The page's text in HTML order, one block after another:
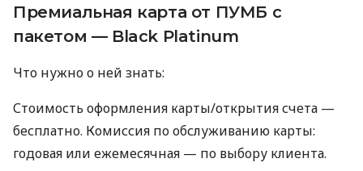
Премиальная карта от ПУМБ с
пакетом — Black Platinum
Что нужно о ней знать:
Стоимость оформления карты/открытия счета —
бесплатно. Комиссия по обслуживанию карты:
годовая или ежемесячная — по выбору клиента.